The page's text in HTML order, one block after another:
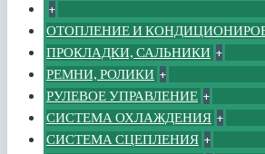
+
ОТОПЛЕНИЕ И
ПРОКЛАДКИ, САЛЬНИКИ +
РЕМНИ, РОЛИКИ +
РУЛЕВОЕ УПРАВЛЕНИЕ +
СИСТЕМА ОХЛАЖДЕНИЯ +
СИСТЕМА СЦЕПЛЕНИЯ +